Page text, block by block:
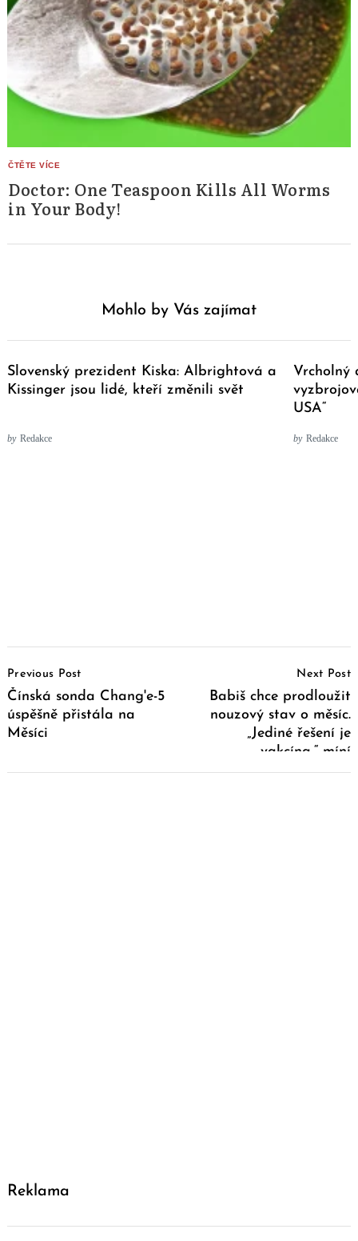
Doctor: One Teaspoon Kills All Worms
in Your Body!
Mohlo by Vás zajímat
Slovenský prezident Kiska: Albrightová a
Kissinger jsou lidé, kteří změnili svět
by Redakce
Vrcholný
USA“
by Redakce
Navigation
Previous Post
Čínská sonda Chang'e-5
úspěšně přistála na
Měsíci
Next Post
Babiš chce prodloužit
nouzový stav o měsíc.
„Jediné řešení je
vakcína,“ míní
Reklama